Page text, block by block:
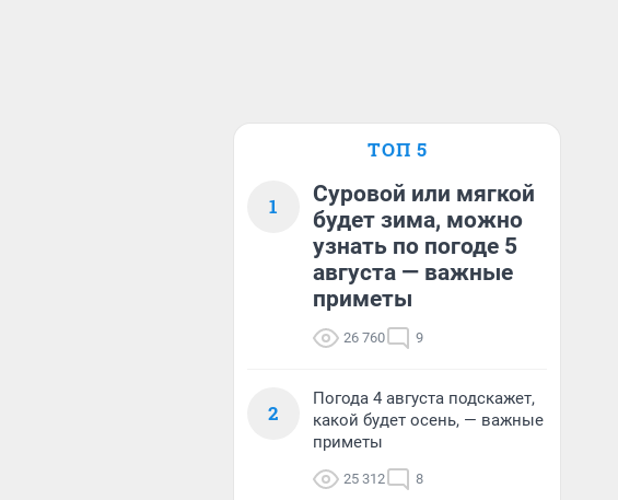
ТОП 5
1
Суровой или мягкой
будет зима, можно
узнать по погоде 5
августа — важные
приметы
26 760 9
2
Погода 4 августа подскажет,
какой будет осень, — важные
приметы
25 312 8